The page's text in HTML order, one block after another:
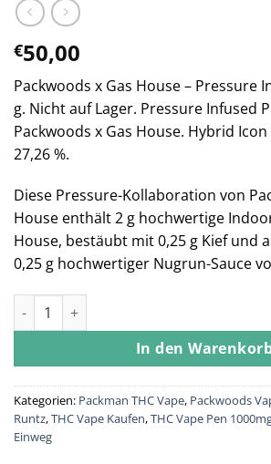
€50,00
Packwoods x Gas House – Pressure
g. Nicht auf Lager. Pressure Infused
Packwoods x Gas House. Hybrid Icon
27,26 %.
Diese Pressure-Kollaboration von
House enthält 2 g hochwertige
House, bestäubt mit 0,25 g Kief und
0,25 g hochwertiger Nugrun-Sauce
Packwoods x Gas House – Pressure Menge
In den
Kategorien: Packman THC Vape, Packwoods
Runtz,THC Vape Kaufen,THC Vape Pen
Einweg